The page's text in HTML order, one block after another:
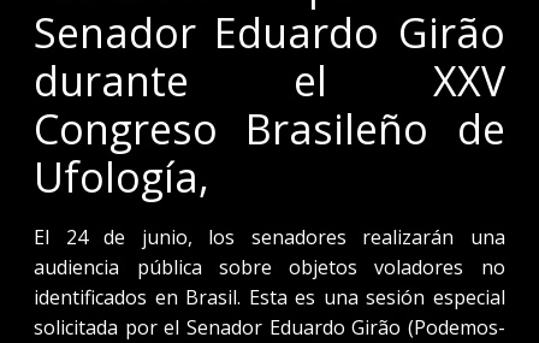
Senador Eduardo Girão
durante el XXV
Congreso Brasileño de
Ufología,
El 24 de junio, los senadores realizarán una
audiencia pública sobre objetos voladores no
identificados en Brasil. Esta es una sesión especial
solicitada por el Senador Eduardo Girão (Podemos-